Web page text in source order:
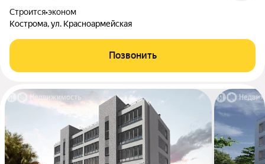
Строится•эконом
Кострома, ул. Красноармейская
Позвонить